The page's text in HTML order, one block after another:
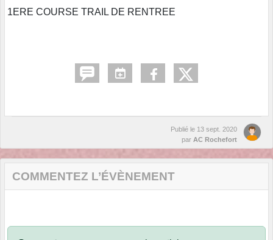
1ERE COURSE TRAIL DE RENTREE
Publié le 13 sept. 2020
par AC Rochefort
COMMENTEZ L’ÉVÈNEMENT